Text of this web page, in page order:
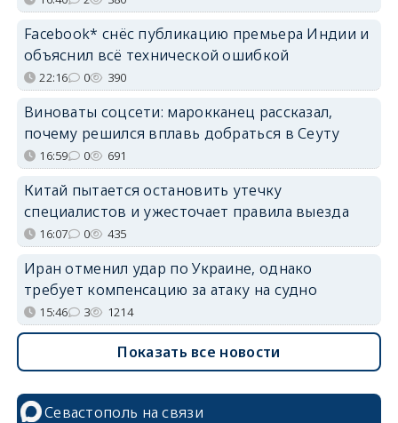
Facebook* снёс публикацию премьера Индии и
объяснил всё технической ошибкой
22:16 0 390
Виноваты соцсети: марокканец рассказал,
почему решился вплавь добраться в Сеуту
16:59 0 691
Китай пытается остановить утечку
специалистов и ужесточает правила выезда
16:07 0 435
Иран отменил удар по Украине, однако
требует компенсацию за атаку на судно
15:46 3 1214
Показать все новости
Севастополь на связи